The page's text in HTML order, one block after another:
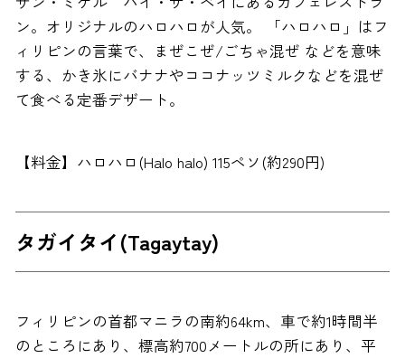
ン。オリジナルのハロハロが人気。 「ハロハロ」はフ
ィリピンの言葉で、まぜこぜ/ごちゃ混ぜ などを意味
する、かき氷にバナナやココナッツミルクなどを混ぜ
て食べる定番デザート。
【料金】ハロハロ(Halo halo) 115ペソ(約290円)
タガイタイ(Tagaytay)
フィリピンの首都マニラの南約64km、車で約1時間半
のところにあり、標高約700メートルの所にあり、平